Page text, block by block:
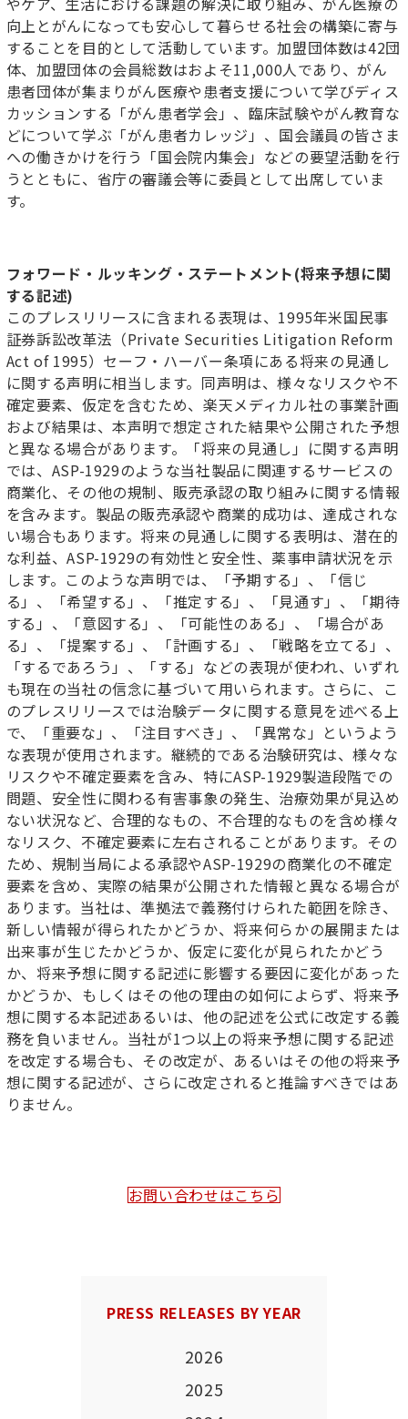
向上とがんになっても安心して暮らせる社会の構築に寄与
することを目的として活動しています。加盟団体数は42団
体、加盟団体の会員総数はおよそ11,000人であり、がん
患者団体が集まりがん医療や患者支援について学びディス
カッションする「がん患者学会」、臨床試験やがん教育な
どについて学ぶ「がん患者カレッジ」、国会議員の皆さま
への働きかけを行う「国会院内集会」などの要望活動を行
うとともに、省庁の審議会等に委員として出席していま
す。
フォワード・ルッキング・ステートメント(将来予想に関
する記述)
このプレスリリースに含まれる表現は、1995年米国民事
証券訴訟改革法（Private Securities Litigation Reform
Act of 1995）セーフ・ハーバー条項にある将来の見通し
に関する声明に相当します。同声明は、様々なリスクや不
確定要素、仮定を含むため、楽天メディカル社の事業計画
および結果は、本声明で想定された結果や公開された予想
と異なる場合があります。「将来の見通し」に関する声明
では、ASP-1929のような当社製品に関連するサービスの
商業化、その他の規制、販売承認の取り組みに関する情報
を含みます。製品の販売承認や商業的成功は、達成されな
い場合もあります。将来の見通しに関する表明は、潜在的
な利益、ASP-1929の有効性と安全性、薬事申請状況を示
します。このような声明では、「予期する」、「信じ
る」、「希望する」、「推定する」、「見通す」、「期待
する」、「意図する」、「可能性のある」、「場合があ
る」、「提案する」、「計画する」、「戦略を立てる」、
「するであろう」、「する」などの表現が使われ、いずれ
も現在の当社の信念に基づいて用いられます。さらに、こ
のプレスリリースでは治験データに関する意見を述べる上
で、「重要な」、「注目すべき」、「異常な」というよう
な表現が使用されます。継続的である治験研究は、様々な
リスクや不確定要素を含み、特にASP-1929製造段階での
問題、安全性に関わる有害事象の発生、治療効果が見込め
ない状況など、合理的なもの、不合理的なものを含め様々
なリスク、不確定要素に左右されることがあります。その
ため、規制当局による承認やASP-1929の商業化の不確定
要素を含め、実際の結果が公開された情報と異なる場合が
あります。当社は、準拠法で義務付けられた範囲を除き、
新しい情報が得られたかどうか、将来何らかの展開または
出来事が生じたかどうか、仮定に変化が見られたかどう
か、将来予想に関する記述に影響する要因に変化があった
かどうか、もしくはその他の理由の如何によらず、将来予
想に関する本記述あるいは、他の記述を公式に改定する義
務を負いません。当社が1つ以上の将来予想に関する記述
を改定する場合も、その改定が、あるいはその他の将来予
想に関する記述が、さらに改定されると推論すべきではあ
りません。
お問い合わせはこちら
PRESS RELEASES BY YEAR
2026
2025